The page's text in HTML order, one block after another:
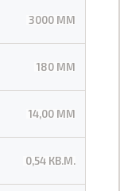
3000 ММ
180 ММ
14,00 ММ
0,54 КВ.М.